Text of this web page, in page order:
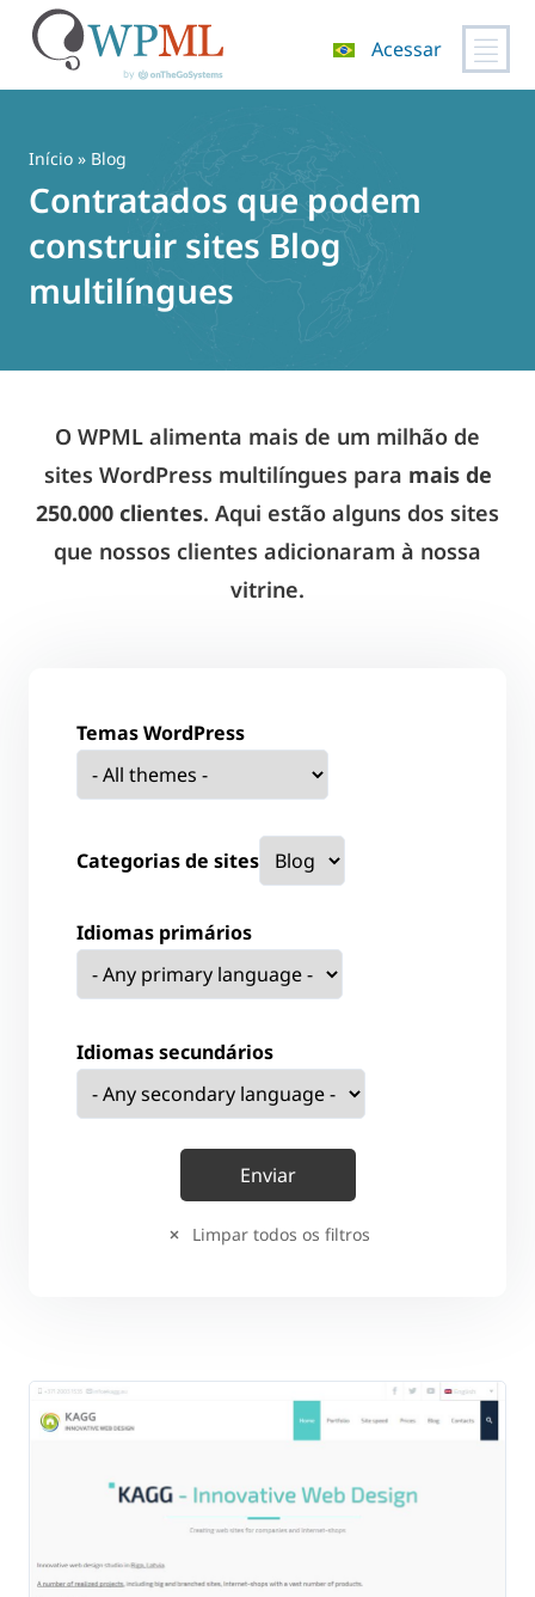
Acessar
Início » Blog
Contratados que podem
construir sites Blog
multilíngues
O WPML alimenta mais de um milhão de
sites WordPress multilíngues para mais de
250.000 clientes. Aqui estão alguns dos sites
que nossos clientes adicionaram à nossa
vitrine.
Temas WordPress
Categorias de sites
Idiomas primários
Idiomas secundários
Limpar todos os filtros